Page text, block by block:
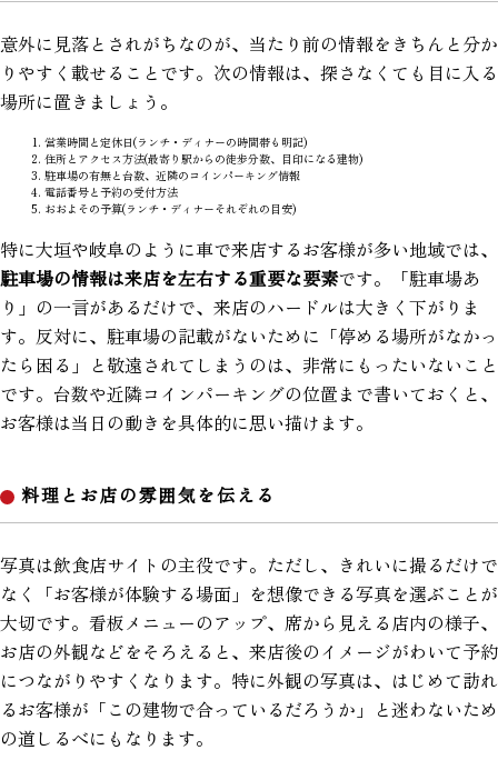
意外に見落とされがちなのが、当たり前の情報をきちんと分か
りやすく載せることです。次の情報は、探さなくても目に入る
場所に置きましょう。
営業時間と定休日(ランチ・ディナーの時間帯も明記)
住所とアクセス方法(最寄り駅からの徒歩分数、目印になる建物)
駐車場の有無と台数、近隣のコインパーキング情報
電話番号と予約の受付方法
おおよその予算(ランチ・ディナーそれぞれの目安)
特に大垣や岐阜のように車で来店するお客様が多い地域では、
駐車場の情報は来店を左右する重要な要素です。「駐車場あ
り」の一言があるだけで、来店のハードルは大きく下がりま
す。反対に、駐車場の記載がないために「停める場所がなかっ
たら困る」と敬遠されてしまうのは、非常にもったいないこと
です。台数や近隣コインパーキングの位置まで書いておくと、
お客様は当日の動きを具体的に思い描けます。
料理とお店の雰囲気を伝える
写真は飲食店サイトの主役です。ただし、きれいに撮るだけで
なく「お客様が体験する場面」を想像できる写真を選ぶことが
大切です。看板メニューのアップ、席から見える店内の様子、
お店の外観などをそろえると、来店後のイメージがわいて予約
につながりやすくなります。特に外観の写真は、はじめて訪れ
るお客様が「この建物で合っているだろうか」と迷わないため
の道しるべにもなります。